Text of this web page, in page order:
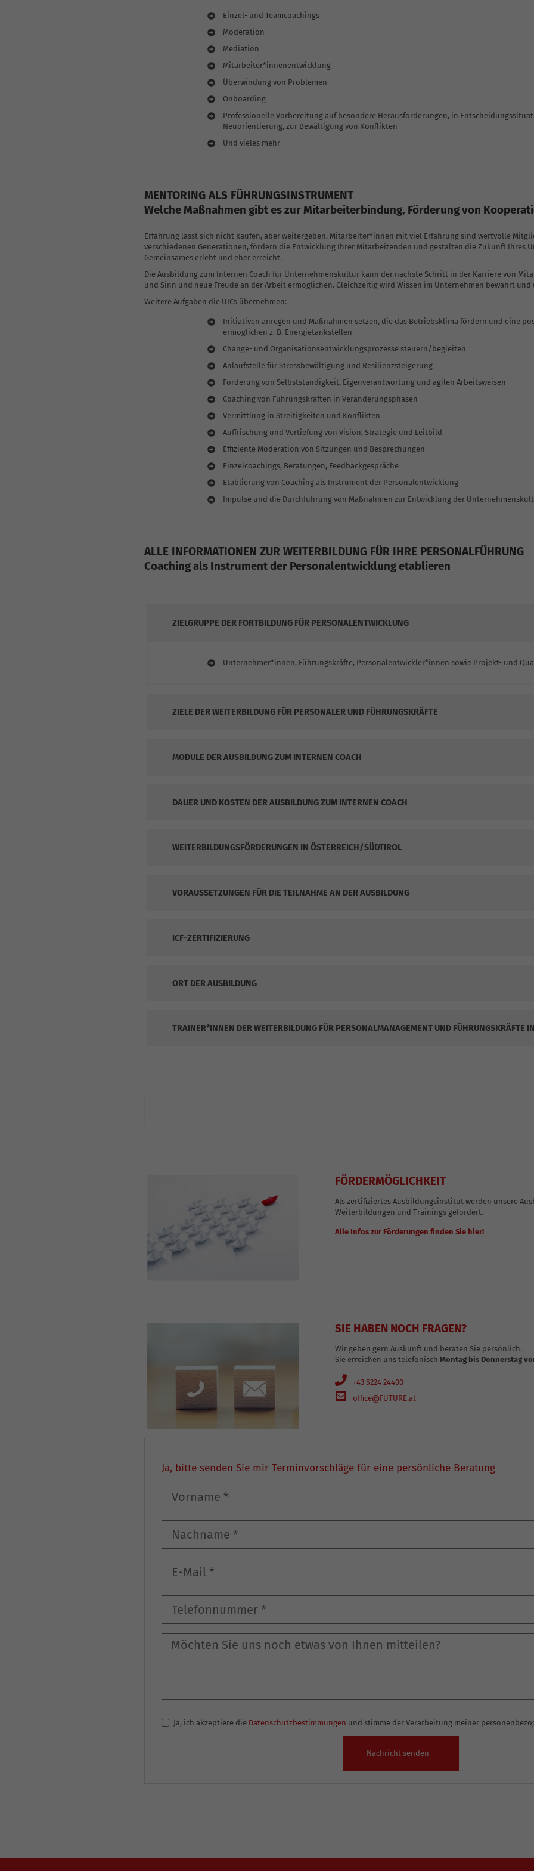
Krisenintervention
Einzel- und Teamcoachings
Moderation
Mediation
Mitarbeiter*innenentwicklung
Überwindung von Problemen
Onboarding
Professionelle Vorbereitung auf besondere Herausforderungen, in
Neuorientierung, zur Bewältigung von Konflikten
Und vieles mehr
MENTORING ALS FÜHRUNGSINSTRUMENT
Welche Maßnahmen gibt es zur Mitarbeiterbindung, Förderung von
Erfahrung lässt sich nicht kaufen, aber weitergeben. Mitarbeiter*innen mit viel Erfahrung sind wertvolle
verschiedenen Generationen, fördern die Entwicklung Ihrer Mitarbeitenden und gestalten die Zukunft Ihres
Gemeinsames erlebt und eher erreicht.
Die Ausbildung zum Internen Coach für Unternehmenskultur kann der nächste Schritt in der Karriere von
und Sinn und neue Freude an der Arbeit ermöglichen. Gleichzeitig wird Wissen im Unternehmen bewahrt und
Weitere Aufgaben die UICs übernehmen:
Initiativen anregen und Maßnahmen setzen, die das Betriebsklima fördern und eine
ermöglichen z. B. Energietankstellen
Change- und Organisationsentwicklungsprozesse steuern/begleiten
Anlaufstelle für Stressbewältigung und Resilienzsteigerung
Förderung von Selbstständigkeit, Eigenverantwortung und agilen Arbeitsweisen
Coaching von Führungskräften in Veränderungsphasen
Vermittlung in Streitigkeiten und Konflikten
Auffrischung und Vertiefung von Vision, Strategie und Leitbild
Effiziente Moderation von Sitzungen und Besprechungen
Einzelcoachings, Beratungen, Feedbackgespräche
Etablierung von Coaching als Instrument der Personalentwicklung
Impulse und die Durchführung von Maßnahmen zur Entwicklung der
ALLE INFORMATIONEN ZUR WEITERBILDUNG FÜR IHRE PERSONALFÜHRUNG
Coaching als Instrument der Personalentwicklung etablieren
ZIELGRUPPE DER FORTBILDUNG FÜR PERSONALENTWICKLUNG
Unternehmer*innen, Führungskräfte, Personalentwickler*innen sowie Projekt- und
ZIELE DER WEITERBILDUNG FÜR PERSONALER UND FÜHRUNGSKRÄFTE
MODULE DER AUSBILDUNG ZUM INTERNEN COACH
DAUER UND KOSTEN DER AUSBILDUNG ZUM INTERNEN COACH
WEITERBILDUNGSFÖRDERUNGEN IN ÖSTERREICH/SÜDTIROL
VORAUSSETZUNGEN FÜR DIE TEILNAHME AN DER AUSBILDUNG
ICF-ZERTIFIZIERUNG
ORT DER AUSBILDUNG
TRAINER*INNEN DER WEITERBILDUNG FÜR PERSONALMANAGEMENT UND FÜHRUNGSKRÄFTE
FÖRDERMÖGLICHKEIT
Als zertifiziertes Ausbildungsinstitut werden unsere
Weiterbildungen und Trainings gefördert.
Alle Infos zur Förderungen finden Sie hier!
SIE HABEN NOCH FRAGEN?
Wir geben gern Auskunft und beraten Sie persönlich.
Sie erreichen uns telefonisch Montag bis Donnerstag
+43 5224 24400
office@FUTURE.at
Ja, bitte senden Sie mir Terminvorschläge für eine persönliche Beratung
Ja, ich akzeptiere die Datenschutzbestimmungen und stimme der Verarbeitung meiner